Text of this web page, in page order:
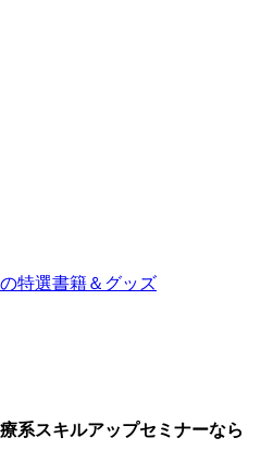
系スキルアップセミナーなら